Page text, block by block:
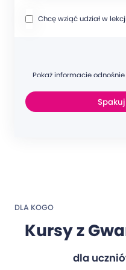
Chcę wziąć udział w
Pokaż informacje odnośnie
DLA KOGO
Kursy z
dla